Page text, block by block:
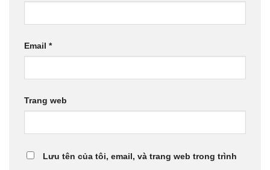
Email *
Trang web
Lưu tên của tôi, email, và trang web trong trình